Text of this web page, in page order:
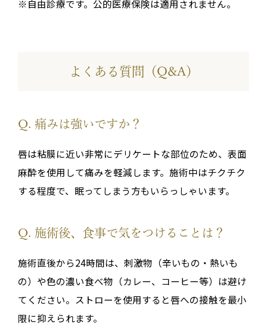
※自由診療です。公的医療保険は適用されません。
よくある質問（Q&A）
Q. 痛みは強いですか？
唇は粘膜に近い非常にデリケートな部位のため、表面
麻酔を使用して痛みを軽減します。施術中はチクチク
する程度で、眠ってしまう方もいらっしゃいます。
Q. 施術後、食事で気をつけることは？
施術直後から24時間は、刺激物（辛いもの・熱いも
の）や色の濃い食べ物（カレー、コーヒー等）は避け
てください。ストローを使用すると唇への接触を最小
限に抑えられます。